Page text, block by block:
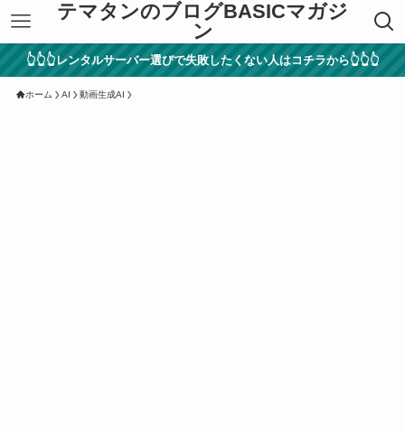
テマタンのブログBASICマガジ
ン
👆👆👆レンタルサーバー選びで失敗したくない人はコチラから👆👆👆
ホーム AI 動画生成AI